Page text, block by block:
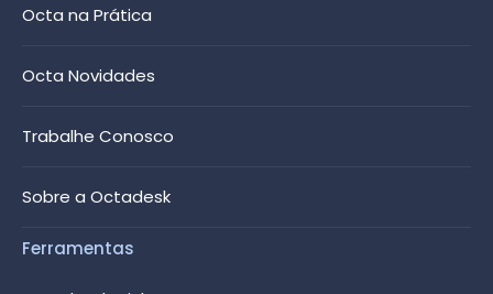
Octa na Prática
Octa Novidades
Trabalhe Conosco
Sobre a Octadesk
Ferramentas